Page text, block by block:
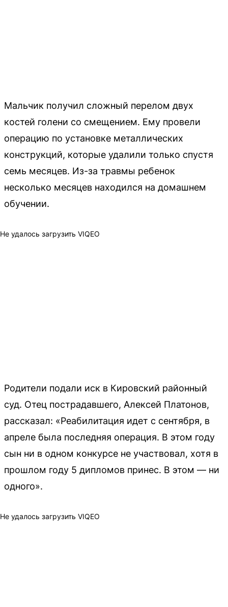
Мальчик получил сложный перелом двух
костей голени со смещением. Ему провели
операцию по установке металлических
конструкций, которые удалили только спустя
семь месяцев. Из-за травмы ребенок
несколько месяцев находился на домашнем
обучении.
Не удалось загрузить VIQEO
Родители подали иск в Кировский районный
суд. Отец пострадавшего, Алексей Платонов,
рассказал: «Реабилитация идет с сентября, в
апреле была последняя операция. В этом году
сын ни в одном конкурсе не участвовал, хотя в
прошлом году 5 дипломов принес. В этом — ни
одного».
Не удалось загрузить VIQEO